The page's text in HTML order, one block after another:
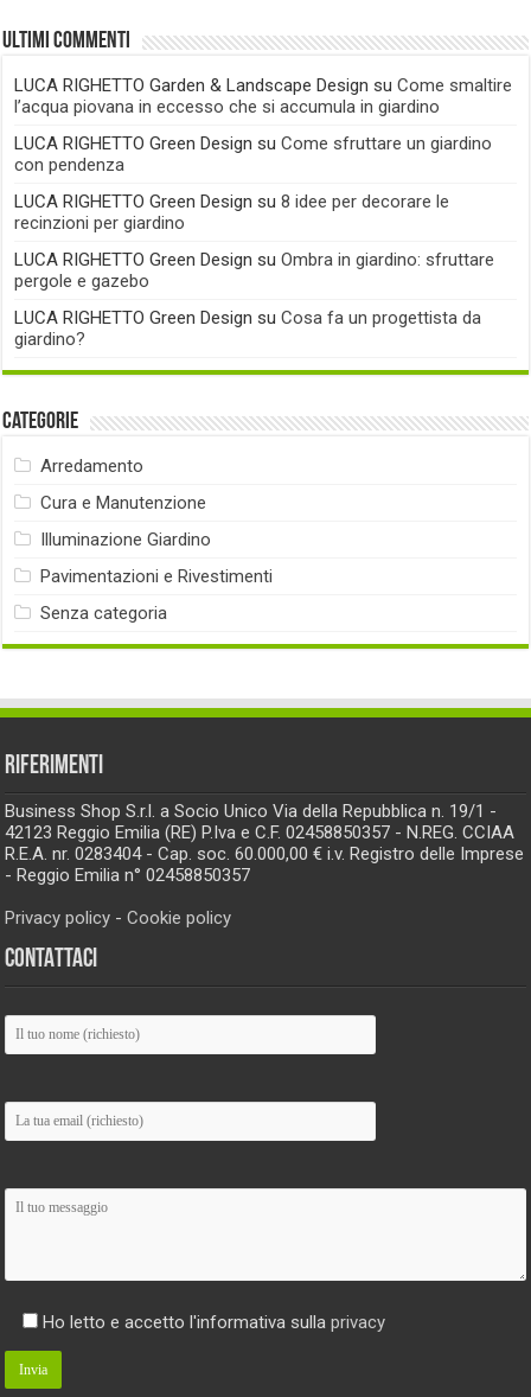
Ultimi commenti
LUCA RIGHETTO Garden & Landscape Design suCome smaltire
l’acqua piovana in eccesso che si accumula in giardino
LUCA RIGHETTO Green Design suCome sfruttare un giardino
con pendenza
LUCA RIGHETTO Green Design su8 idee per decorare le
recinzioni per giardino
LUCA RIGHETTO Green Design suOmbra in giardino: sfruttare
pergole e gazebo
LUCA RIGHETTO Green Design suCosa fa un progettista da
giardino?
Categorie
Arredamento
Cura e Manutenzione
Illuminazione Giardino
Pavimentazioni e Rivestimenti
Senza categoria
RIFERIMENTI
Business Shop S.r.l. a Socio Unico Via della Repubblica n. 19/1 -
42123 Reggio Emilia (RE) P.Iva e C.F. 02458850357 - N.REG. CCIAA
R.E.A. nr. 0283404 - Cap. soc. 60.000,00 € i.v. Registro delle Imprese
- Reggio Emilia n° 02458850357
Privacy policy -Cookie policy
CONTATTACI
Ho letto e accetto l'informativa sullaprivacy